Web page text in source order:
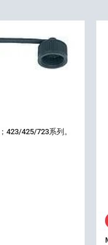
423/425/723系列。